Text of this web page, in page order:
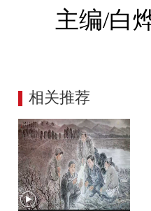
主编/白
相关推荐